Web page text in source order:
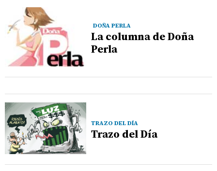
DOÑA PERLA
La columna de Doña
Perla
TRAZO DEL DÍA
Trazo del Día